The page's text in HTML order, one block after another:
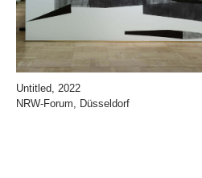
Untitled, 2022
NRW-Forum, Düsseldorf